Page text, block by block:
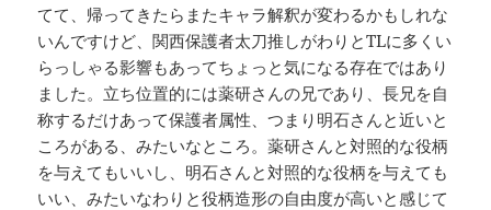
てて、帰ってきたらまたキャラ解釈が変わるかもしれな
いんですけど、関西保護者太刀推しがわりとTLに多くい
らっしゃる影響もあってちょっと気になる存在ではあり
ました。立ち位置的には薬研さんの兄であり、長兄を自
称するだけあって保護者属性、つまり明石さんと近いと
ころがある、みたいなところ。薬研さんと対照的な役柄
を与えてもいいし、明石さんと対照的な役柄を与えても
いい、みたいなわりと役柄造形の自由度が高いと感じて